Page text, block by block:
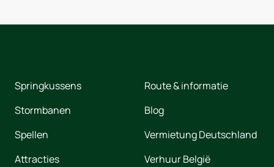
Springkussens
Stormbanen
Spellen
Attracties
Route & informatie
Blog
Vermietung Deutschland
Verhuur België